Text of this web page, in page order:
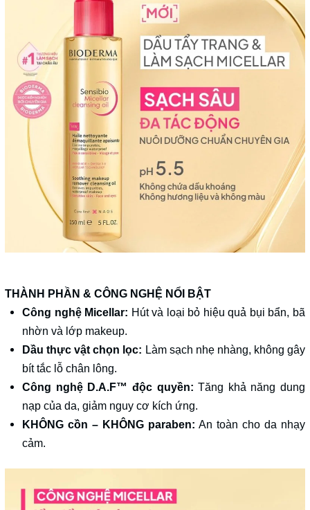
THÀNH PHẦN & CÔNG NGHỆ NỔI BẬT
Công nghệ Micellar: Hút và loại bỏ hiệu quả bụi bẩn, bã
nhờn và lớp makeup.
Dầu thực vật chọn lọc: Làm sạch nhẹ nhàng, không gây
bít tắc lỗ chân lông.
Công nghệ D.A.F™ độc quyền: Tăng khả năng dung
nạp của da, giảm nguy cơ kích ứng.
KHÔNG cồn – KHÔNG paraben: An toàn cho da nhạy
cảm.